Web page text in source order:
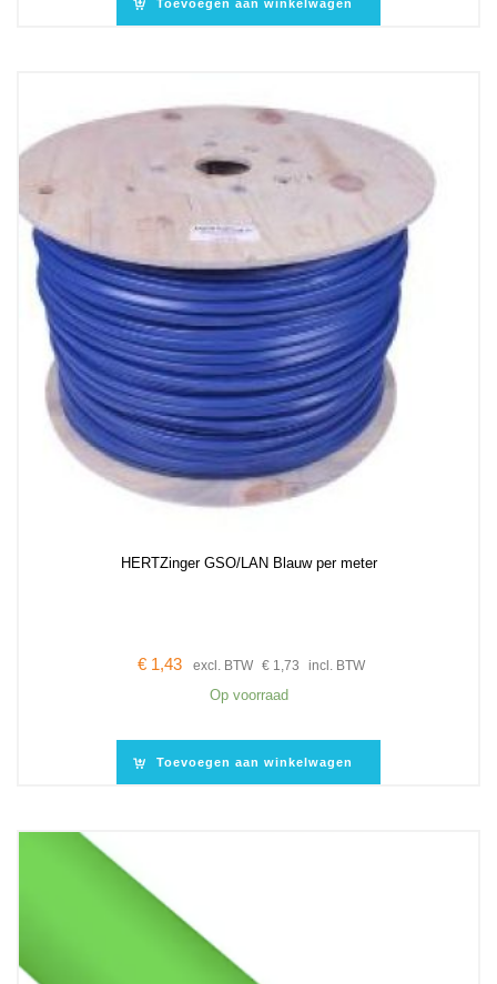
Toevoegen aan winkelwagen
HERTZinger GSO/LAN Blauw per meter
€ 1,43 excl. BTW € 1,73 incl. BTW
Op voorraad
Toevoegen aan winkelwagen